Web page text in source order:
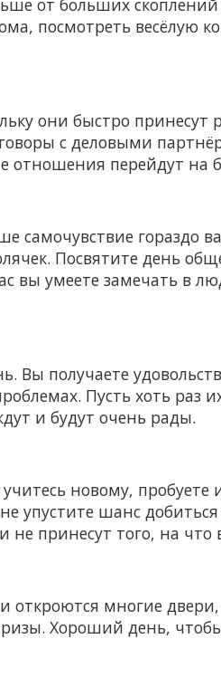
от больших
посмотреть весёлую
они быстро
с деловыми
отношения перейдут на
самочувствие гораздо
Посвятите день
вы умеете замечать в
Вы получаете
Пусть хоть раз
и будут очень рады.
новому, пробуете
упустите шанс
не принесут того, на что
многие двери,
Хороший день,